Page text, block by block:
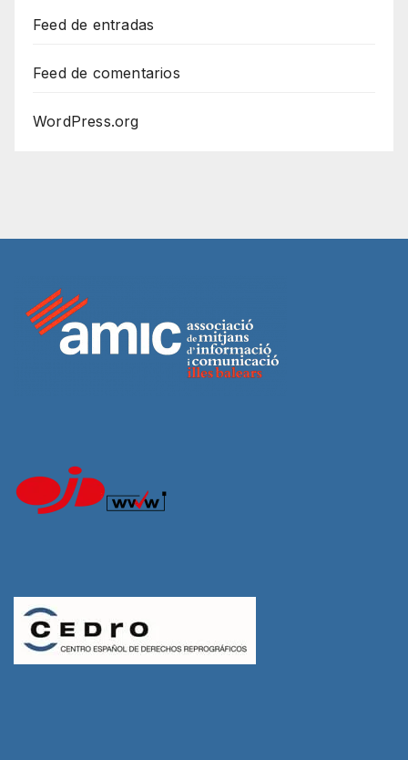
Feed de entradas
Feed de comentarios
WordPress.org